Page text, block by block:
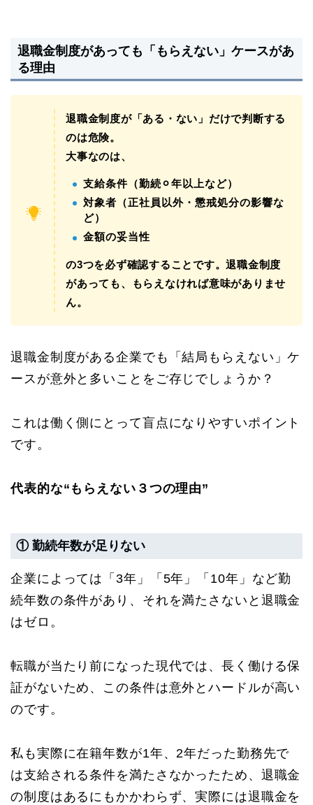
退職金制度があっても「もらえない」ケースがあ
る理由
退職金制度が「ある・ない」だけで判断する
のは危険。
大事なのは、
支給条件（勤続⚪︎年以上など）
対象者（正社員以外・懲戒処分の影響な
ど）
金額の妥当性
の3つを必ず確認することです。退職金制度
があっても、もらえなければ意味がありませ
ん。
退職金制度がある企業でも「結局もらえない」ケ
ースが意外と多いことをご存じでしょうか？
これは働く側にとって盲点になりやすいポイント
です。
代表的な“もらえない３つの理由”
① 勤続年数が足りない
企業によっては「3年」「5年」「10年」など勤
続年数の条件があり、それを満たさないと退職金
はゼロ。
転職が当たり前になった現代では、長く働ける保
証がないため、この条件は意外とハードルが高い
のです。
私も実際に在籍年数が1年、2年だった勤務先で
は支給される条件を満たさなかったため、退職金
の制度はあるにもかかわらず、実際には退職金を